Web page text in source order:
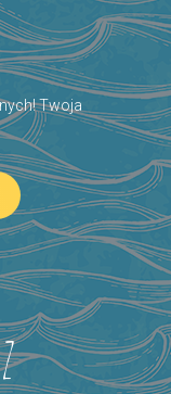
Twoja